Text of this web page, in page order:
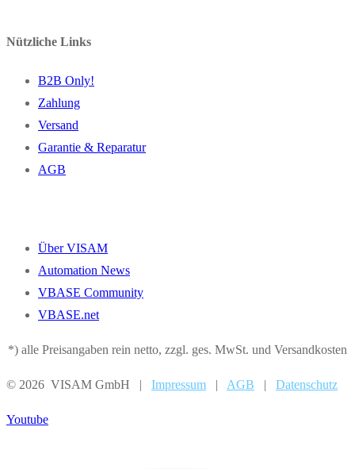
Nützliche Links
B2B Only!
Zahlung
Versand
Garantie & Reparatur
AGB
Über VISAM
Automation News
VBASE Community
VBASE.net
*) alle Preisangaben rein netto, zzgl. ges. MwSt. und Versandkosten
© 2026 VISAM GmbH | Impressum | AGB | Datenschutz
Youtube